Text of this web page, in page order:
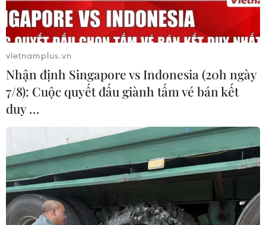
vietnamplus.vn
Nhận định Singapore vs Indonesia (20h ngày
7/8): Cuộc quyết đấu giành tấm vé bán kết
duy …